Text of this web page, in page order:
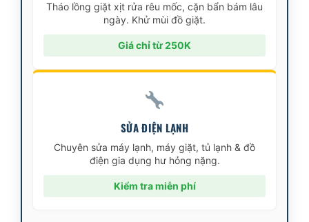
Tháo lồng giặt xịt rửa rêu mốc, cặn bẩn bám lâu
ngày. Khử mùi đồ giặt.
Giá chỉ từ 250K
SỬA ĐIỆN LẠNH
Chuyên sửa máy lạnh, máy giặt, tủ lạnh & đồ
điện gia dụng hư hỏng nặng.
Kiểm tra miễn phí